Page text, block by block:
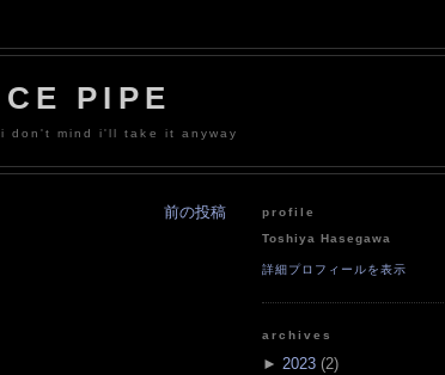
PIPE
mind i'll take it anyway
前の投稿 profile
Toshiya Hasegawa
詳細プロフィールを表示
archives
► 2023 (2)